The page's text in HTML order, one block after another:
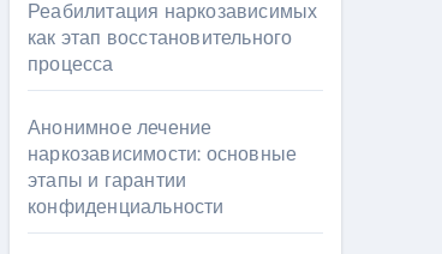
Реабилитация наркозависимых
как этап восстановительного
процесса
Анонимное лечение
наркозависимости: основные
этапы и гарантии
конфиденциальности